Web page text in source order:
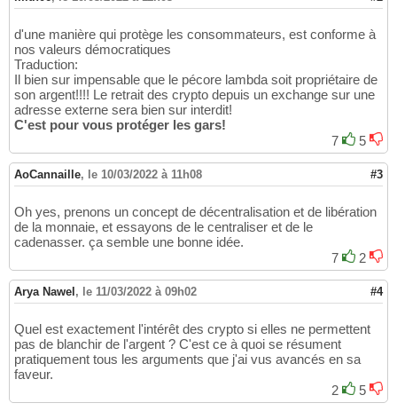
d'une manière qui protège les consommateurs, est conforme à
nos valeurs démocratiques
Traduction:
Il bien sur impensable que le pécore lambda soit propriétaire de
son argent!!!! Le retrait des crypto depuis un exchange sur une
adresse externe sera bien sur interdit!
C'est pour vous protéger les gars!
7
5
AoCannaille, le 10/03/2022 à 11h08 #3
Oh yes, prenons un concept de décentralisation et de libération
de la monnaie, et essayons de le centraliser et de le
cadenasser. ça semble une bonne idée.
7
2
Arya Nawel , le 11/03/2022 à 09h02 #4
Quel est exactement l'intérêt des crypto si elles ne permettent
pas de blanchir de l'argent ? C'est ce à quoi se résument
pratiquement tous les arguments que j'ai vus avancés en sa
faveur.
2
5